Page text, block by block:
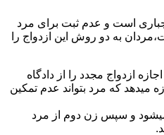
است و عدم ثبت برای مرد
به دو روش این ازدواج را
ازدواج مجدد را از دادگاه
میدهد که مرد بتواند عدم تمکین
و سپس زن دوم از مرد